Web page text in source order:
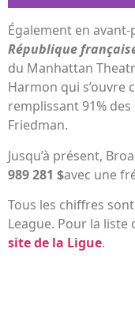
Également en
République
du Manhattan
Harmon qui s’ouvre
remplissant 91% des
Friedman.
Jusqu’à présent,
989 281 $avec une
Tous les chiffres
League. Pour la liste
site de la Ligue.